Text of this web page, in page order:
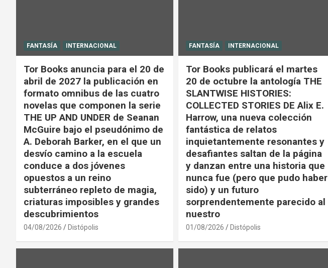
FANTASÍA INTERNACIONAL
Tor Books anuncia para el 20 de
abril de 2027 la publicación en
formato omnibus de las cuatro
novelas que componen la serie
THE UP AND UNDER de Seanan
McGuire bajo el pseudónimo de
A. Deborah Barker, en el que un
desvío camino a la escuela
conduce a dos jóvenes
opuestos a un reino
subterráneo repleto de magia,
criaturas imposibles y grandes
descubrimientos
04/08/2026 Distópolis
FANTASÍA INTERNACIONAL
Tor Books publicará el martes
20 de octubre la antología THE
SLANTWISE HISTORIES:
COLLECTED STORIES DE Alix E.
Harrow, una nueva colección
fantástica de relatos
inquietantemente resonantes y
desafiantes saltan de la página
y danzan entre una historia que
nunca fue (pero que pudo haber
sido) y un futuro
sorprendentemente parecido al
nuestro
01/08/2026 Distópolis